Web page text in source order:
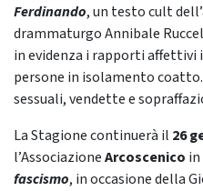
Ferdinando, un testo cult
drammaturgo Annibale
in evidenza i rapporti
persone in isolamento
sessuali, vendette e
La Stagione continuerà il 26
l’AssociazioneArcoscenico in
fascismo, in occasione della